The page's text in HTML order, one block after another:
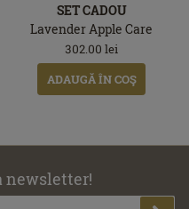
SET CADOU
Lavender Apple Care
302.00 lei
ADAUGĂ ÎN COŞ
newsletter!